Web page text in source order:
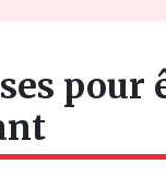
pour